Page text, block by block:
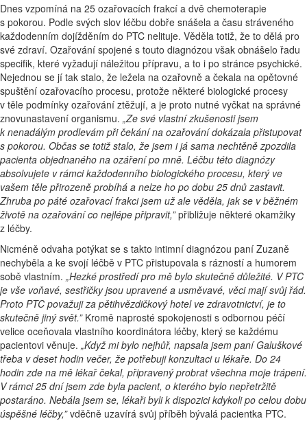
Dnes vzpomíná na 25 ozařovacích frakcí a dvě chemoterapie
s pokorou. Podle svých slov léčbu dobře snášela a času stráveného
každodenním dojížděním do PTC nelituje. Věděla totiž, že to dělá pro
své zdraví. Ozařování spojené s touto diagnózou však obnášelo řadu
specifik, které vyžadují náležitou přípravu, a to i po stránce psychické.
Nejednou se jí tak stalo, že ležela na ozařovně a čekala na opětovné
spuštění ozařovacího procesu, protože některé biologické procesy
v těle podmínky ozařování ztěžují, a je proto nutné vyčkat na správné
znovunastavení organismu. „Ze své vlastní zkušenosti jsem
k nenadálým prodlevám při čekání na ozařování dokázala přistupovat
s pokorou. Občas se totiž stalo, že jsem i já sama nechtěně zpozdila
pacienta objednaného na ozáření po mně. Léčbu této diagnózy
absolvujete v rámci každodenního biologického procesu, který ve
vašem těle přirozeně probíhá a nelze ho po dobu 25 dnů zastavit.
Zhruba po páté ozařovací frakci jsem už ale věděla, jak se v běžném
životě na ozařování co nejlépe připravit,”přibližuje některé okamžiky
z léčby.
Nicméně odvaha potýkat se s takto intimní diagnózou paní Zuzaně
nechyběla a ke svojí léčbě v PTC přistupovala s rázností a humorem
sobě vlastním. „Hezké prostředí pro mě bylo skutečně důležité. V PTC
je vše voňavé, sestřičky jsou upravené a usměvavé, věci mají svůj řád.
Proto PTC považuji za pětihvězdičkový hotel ve zdravotnictví, je to
skutečně jiný svět.”Kromě naprosté spokojenosti s odbornou péčí
velice oceňovala vlastního koordinátora léčby, který se každému
pacientovi věnuje. „Když mi bylo nejhůř, napsala jsem paní Galuškové
třeba v deset hodin večer, že potřebuji konzultaci u lékaře. Do 24
hodin zde na mě lékař čekal, připravený probrat všechna moje trápení.
V rámci 25 dní jsem zde byla pacient, o kterého bylo nepřetržitě
postaráno. Nebála jsem se, lékaři byli k dispozici kdykoli po celou dobu
úspěšné léčby,”vděčně uzavírá svůj příběh bývalá pacientka PTC.